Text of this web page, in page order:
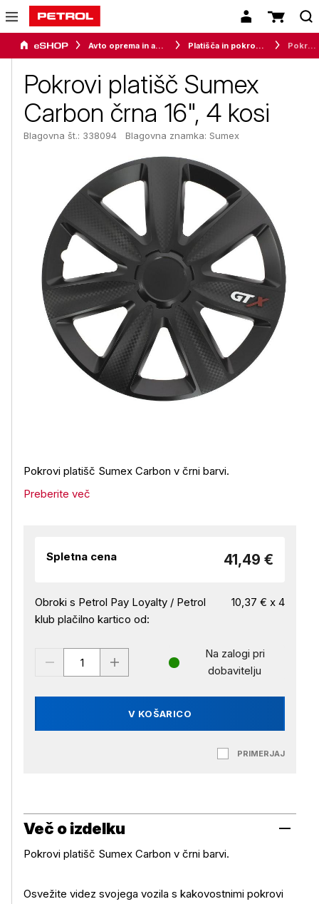
Avto oprema in avtomobilizem Platišča in pokrovi koles Pokrovi platišč Sumex Carbon črna 16", 4 kosi
Pokrovi platišč Sumex
Carbon črna 16", 4 kosi
Blagovna št.: 338094 Blagovna znamka: Sumex
Pokrovi platišč Sumex Carbon v črni barvi.
Preberite več
Spletna cena 41,49 €
Obroki s Petrol Pay Loyalty / Petrol
klub plačilno kartico od:
10,37 € x 4
V KOŠARICO
Na zalogi pri
dobavitelju
PRIMERJAJ
Več o izdelku
Pokrovi platišč Sumex Carbon v črni barvi.
Osvežite videz svojega vozila s kakovostnimi pokrovi